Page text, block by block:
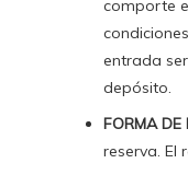
comporte
entrada
depósito.
FORMA DE
reserva. El